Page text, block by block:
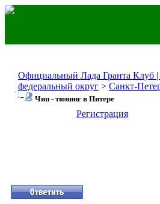
Официальный Лада Гранта Клуб
федеральный округ > Санкт-
Чип - тюнинг в Питере
Регистрация